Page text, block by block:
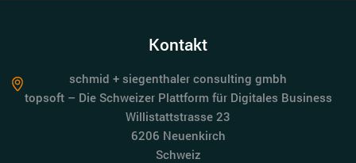
Kontakt
schmid + siegenthaler consulting gmbh
topsoft – Die Schweizer Plattform für Digitales Business
Willistattstrasse 23
6206 Neuenkirch
Schweiz